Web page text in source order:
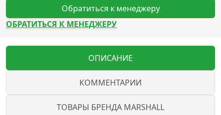
Обратиться к менеджеру
ОБРАТИТЬСЯ К МЕНЕДЖЕРУ
ОПИСАНИЕ
КОММЕНТАРИИ
ТОВАРЫ БРЕНДА MARSHALL